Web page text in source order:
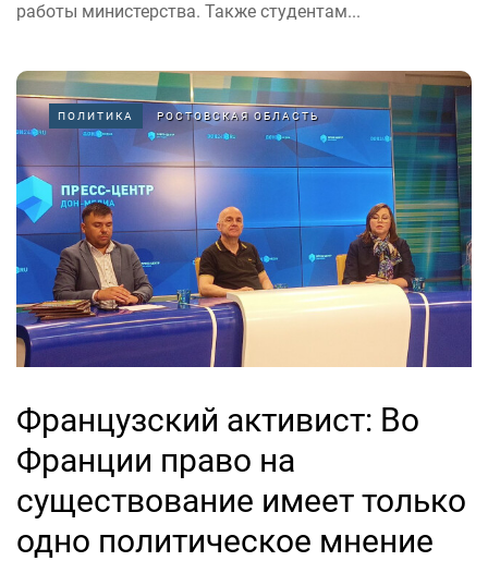
работы министерства. Также студентам...
ПОЛИТИКА РОСТОВСКАЯ ОБЛАСТЬ
Французский активист: Во
Франции право на
существование имеет только
одно политическое мнение